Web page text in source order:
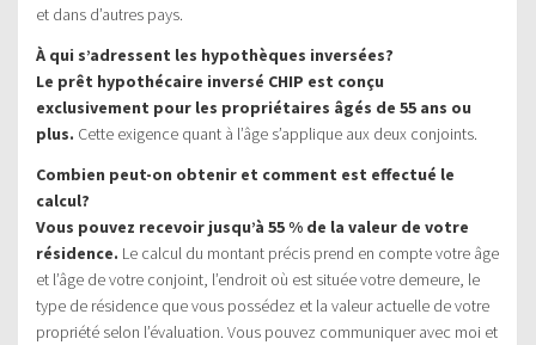
et dans d’autres pays.
À qui s’adressent les hypothèques inversées?
Le prêt hypothécaire inversé CHIP est conçu
exclusivement pour les propriétaires âgés de 55 ans ou
plus. Cette exigence quant à l’âge s’applique aux deux conjoints.
Combien peut-on obtenir et comment est effectué le
calcul?
Vous pouvez recevoir jusqu’à 55 % de la valeur de votre
résidence. Le calcul du montant précis prend en compte votre âge
et l’âge de votre conjoint, l’endroit où est située votre demeure, le
type de résidence que vous possédez et la valeur actuelle de votre
propriété selon l’évaluation. Vous pouvez communiquer avec moi et